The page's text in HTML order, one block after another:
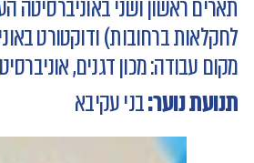
תארים ראשון ושני באוניברסיטה
לחקלאות ברחובות) ודוקטורט
מקום עבודה: מכון דגנים,
תנועת נוער:בני עקיבא